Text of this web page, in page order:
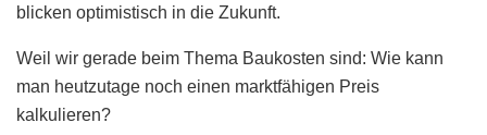
blicken optimistisch in die Zukunft.
Weil wir gerade beim Thema Baukosten sind: Wie kann
man heutzutage noch einen marktfähigen Preis
kalkulieren?